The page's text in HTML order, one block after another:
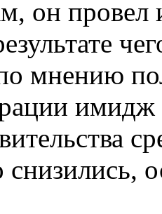
он провел
мнению
имидж
снизились,